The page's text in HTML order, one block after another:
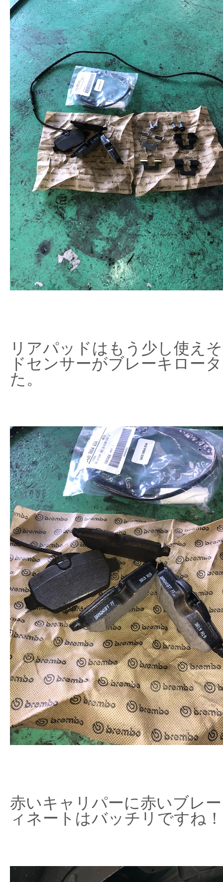
リアパッドはもう少し使え
ドセンサーがブレーキロー
た。
赤いキャリパーに赤いブレ
ィネートはバッチリですね